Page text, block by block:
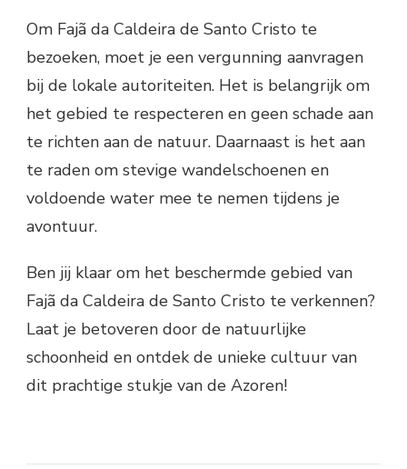
Om Fajã da Caldeira de Santo Cristo te
bezoeken, moet je een vergunning aanvragen
bij de lokale autoriteiten. Het is belangrijk om
het gebied te respecteren en geen schade aan
te richten aan de natuur. Daarnaast is het aan
te raden om stevige wandelschoenen en
voldoende water mee te nemen tijdens je
avontuur.
Ben jij klaar om het beschermde gebied van
Fajã da Caldeira de Santo Cristo te verkennen?
Laat je betoveren door de natuurlijke
schoonheid en ontdek de unieke cultuur van
dit prachtige stukje van de Azoren!